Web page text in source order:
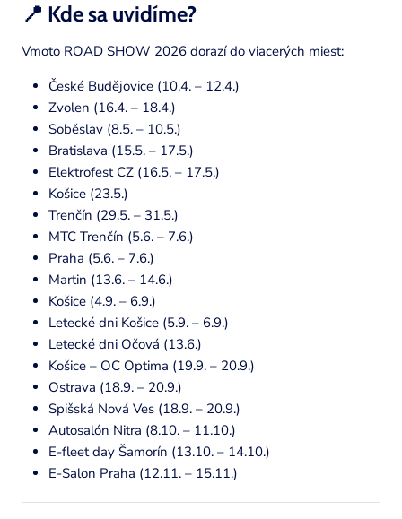
📍 Kde sa uvidíme?
Vmoto ROAD SHOW 2026 dorazí do viacerých miest:
České Budějovice (10.4. – 12.4.)
Zvolen (16.4. – 18.4.)
Soběslav (8.5. – 10.5.)
Bratislava (15.5. – 17.5.)
Elektrofest CZ (16.5. – 17.5.)
Košice (23.5.)
Trenčín (29.5. – 31.5.)
MTC Trenčín (5.6. – 7.6.)
Praha (5.6. – 7.6.)
Martin (13.6. – 14.6.)
Košice (4.9. – 6.9.)
Letecké dni Košice (5.9. – 6.9.)
Letecké dni Očová (13.6.)
Košice – OC Optima (19.9. – 20.9.)
Ostrava (18.9. – 20.9.)
Spišská Nová Ves (18.9. – 20.9.)
Autosalón Nitra (8.10. – 11.10.)
E-fleet day Šamorín (13.10. – 14.10.)
E-Salon Praha (12.11. – 15.11.)